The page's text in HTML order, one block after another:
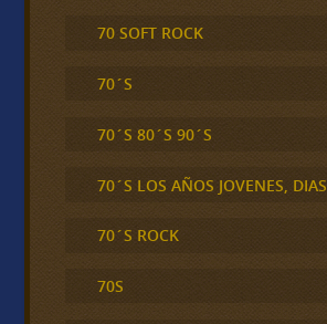
70 SOFT ROCK
70´S
70´S 80´S 90´S
70´S LOS AÑOS JOVENES,
70´S ROCK
70S